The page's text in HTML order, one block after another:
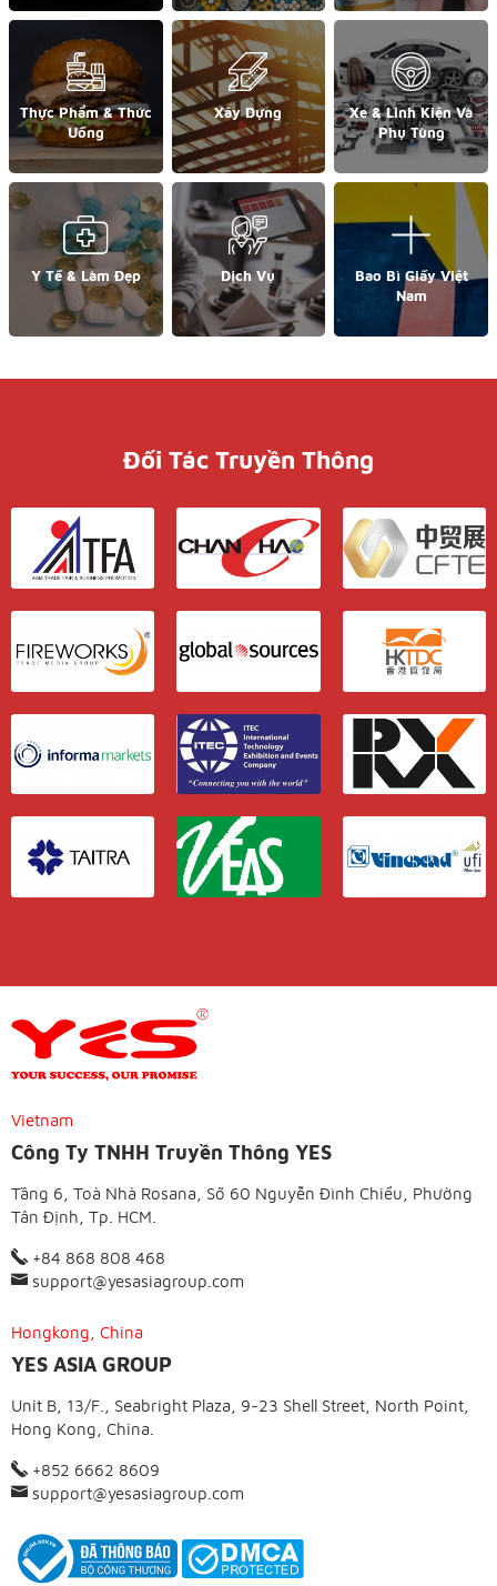
Thực Phẩm & Thức
Uống
Xây Dựng
Xe & Linh Kiện Và
Phụ Tùng
Y Tế & Làm Đẹp Dịch Vụ
Bao Bì Giấy Việt
Nam
Đối Tác Truyền Thông
Vietnam
Công Ty TNHH Truyền Thông YES
Tầng 6, Toà Nhà Rosana, Số 60 Nguyễn Đình Chiểu, Phường
Tân Định, Tp. HCM.
+84 868 808 468
support@yesasiagroup.com
Hongkong, China
YES ASIA GROUP
Unit B, 13/F., Seabright Plaza, 9-23 Shell Street, North Point,
Hong Kong, China.
+852 6662 8609
support@yesasiagroup.com